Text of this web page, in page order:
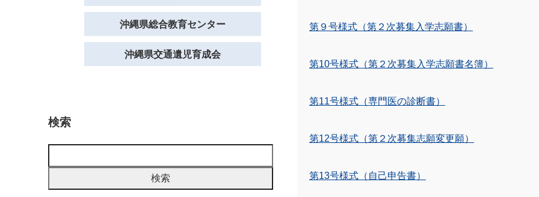
第９号様式（第２次募集入学志願書）
第10号様式（第２次募集入学志願書名簿）
第11号様式（専門医の診断書）
第12号様式（第２次募集志願変更願）
第13号様式（自己申告書）
沖縄県総合教育センター
沖縄県交通遺児育成会
検索